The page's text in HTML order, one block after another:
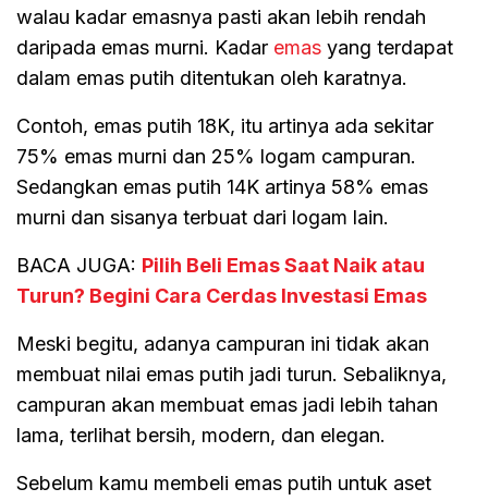
walau kadar emasnya pasti akan lebih rendah
daripada emas murni. Kadar emas yang terdapat
dalam emas putih ditentukan oleh karatnya.
Contoh, emas putih 18K, itu artinya ada sekitar
75% emas murni dan 25% logam campuran.
Sedangkan emas putih 14K artinya 58% emas
murni dan sisanya terbuat dari logam lain.
BACA JUGA: Pilih Beli Emas Saat Naik atau
Turun? Begini Cara Cerdas Investasi Emas
Meski begitu, adanya campuran ini tidak akan
membuat nilai emas putih jadi turun. Sebaliknya,
campuran akan membuat emas jadi lebih tahan
lama, terlihat bersih, modern, dan elegan.
Sebelum kamu membeli emas putih untuk aset